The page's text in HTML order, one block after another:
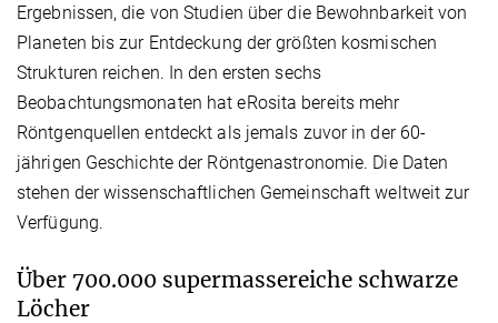
Ergebnissen, die von Studien über die Bewohnbarkeit von
Planeten bis zur Entdeckung der größten kosmischen
Strukturen reichen. In den ersten sechs
Beobachtungsmonaten hat eRosita bereits mehr
Röntgenquellen entdeckt als jemals zuvor in der 60-
jährigen Geschichte der Röntgenastronomie. Die Daten
stehen der wissenschaftlichen Gemeinschaft weltweit zur
Verfügung.
Über 700.000 supermassereiche schwarze
Löcher